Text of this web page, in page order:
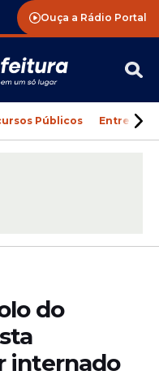
Ouça a Rádio Portal
Públicos
do
internado